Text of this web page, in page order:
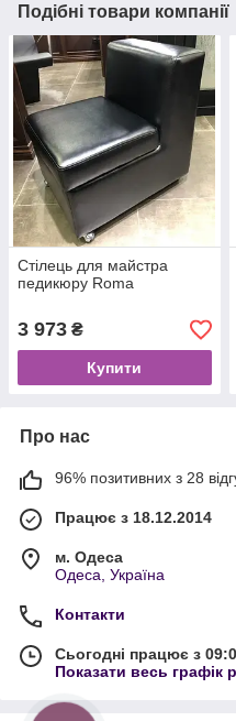
Подібні товари компанії
Стілець для майстра
педикюру Roma
3 973 ₴
Купити
Про нас
96% позитивних з 28
Працює з 18.12.2014
м. Одеса
Одеса, Україна
Контакти
Сьогодні працює з
Показати весь графік